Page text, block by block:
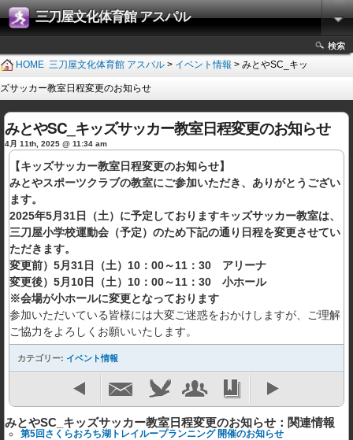
三刀屋文化体育館 アスパル
検索
HOME 三刀屋文化体育館 アスパル > イベント情報 > みとやSC_キッ
ズサッカー教室日程変更のお知らせ
みとやSC_キッズサッカー教室日程変更のお知らせ
4月 11th, 2025 @ 11:34 am
【キッズサッカー教室日程変更のお知らせ】
みとやスポーツクラブの教室にご参加いただき、ありがとうござい
ます。
2025年5月31日（土）に予定しておりますキッズサッカー教室は、
三刀屋小学校運動会（予定）のため下記の通り日程を変更させてい
ただきます。
変更前）5月31日（土）10：00～11：30 アリーナ
変更後）5月10日（土）10：00～11：30 小ホール
※会場が小ホールに変更となっております
参加いただいている皆様には大変ご迷惑をおかけしますが、ご理解
ご協力をよろしくお願いいたします。
カテゴリー: イベント情報
みとやSC_キッズサッカー教室日程変更のお知らせ：関連情報
第5回さくらおろち湖トレイループランニング 開催のお知らせ